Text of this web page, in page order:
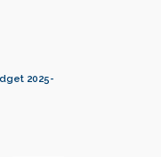
2025-